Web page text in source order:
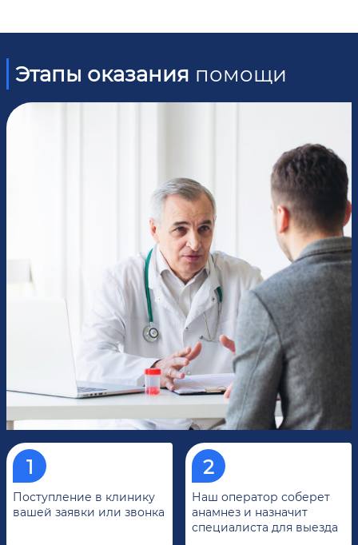
Этапы оказания помощи
Поступление в клинику
вашей заявки или звонка
Наш оператор соберет
анамнез и назначит
специалиста для выезда